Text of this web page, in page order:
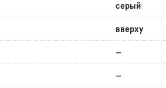
серый
вверху
—
—